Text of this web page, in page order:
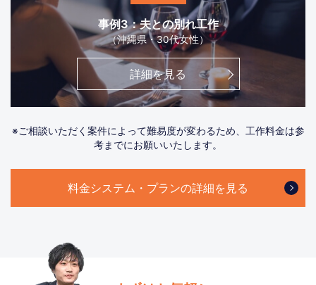
事例3：夫との別れ工作
（沖縄県・30代女性）
詳細を見る
※ご相談いただく案件によって難易度が変わるため、工作料金は参
考までにお願いいたします。
料金システム・プランの詳細を見る